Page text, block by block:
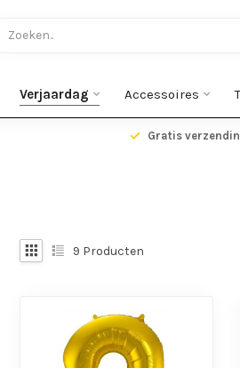
Verjaardag Accessoires
Gratis
9 Producten